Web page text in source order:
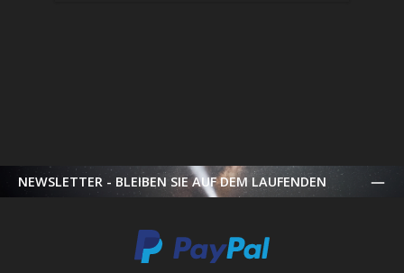
NEWSLETTER - BLEIBEN SIE AUF DEM LAUFENDEN